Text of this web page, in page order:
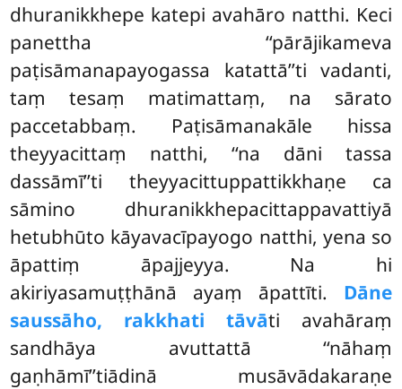
dhuranikkhepe katepi avahāro natthi. Keci
panettha ‘‘pārājikameva
paṭisāmanapayogassa katattā’’ti vadanti,
taṃ tesaṃ matimattaṃ, na sārato
paccetabbaṃ. Paṭisāmanakāle hissa
theyyacittaṃ natthi, ‘‘na dāni tassa
dassāmī’’ti theyyacittuppattikkhaṇe ca
sāmino dhuranikkhepacittappavattiyā
hetubhūto kāyavacīpayogo natthi, yena so
āpattiṃ āpajjeyya. Na hi
akiriyasamuṭṭhānā ayaṃ āpattīti. Dāne
saussāho, rakkhati tāvāti avahāraṃ
sandhāya avuttattā ‘‘nāhaṃ
gaṇhāmī’’tiādinā musāvādakaraṇe